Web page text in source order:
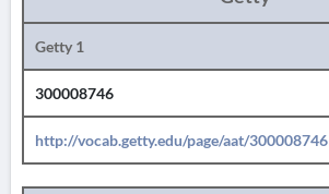
Getty 1
300008746
http://vocab.getty.edu/page/aat/300008746